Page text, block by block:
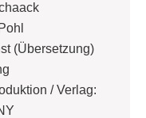
(Übersetzung)
/ Verlag: